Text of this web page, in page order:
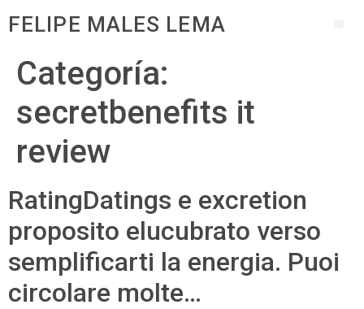
FELIPE MALES LEMA
Categoría:
secretbenefits it
review
RatingDatings e excretion
proposito elucubrato verso
semplificarti la energia. Puoi
circolare molte…